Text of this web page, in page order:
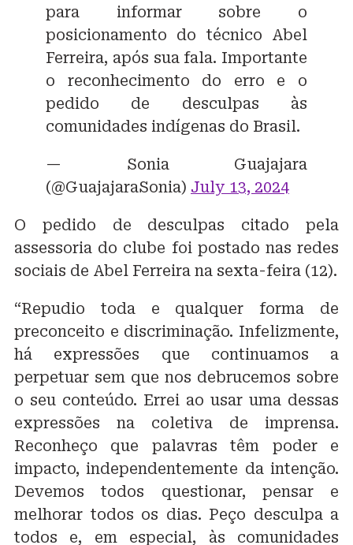
para informar sobre o
posicionamento do técnico Abel
Ferreira, após sua fala. Importante
o reconhecimento do erro e o
pedido de desculpas às
comunidades indígenas do Brasil.
— Sonia Guajajara
(@GuajajaraSonia) July 13, 2024
O pedido de desculpas citado pela
assessoria do clube foi postado nas redes
sociais de Abel Ferreira na sexta-feira (12).
“Repudio toda e qualquer forma de
preconceito e discriminação. Infelizmente,
há expressões que continuamos a
perpetuar sem que nos debrucemos sobre
o seu conteúdo. Errei ao usar uma dessas
expressões na coletiva de imprensa.
Reconheço que palavras têm poder e
impacto, independentemente da intenção.
Devemos todos questionar, pensar e
melhorar todos os dias. Peço desculpa a
todos e, em especial, às comunidades